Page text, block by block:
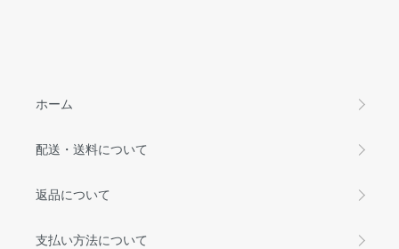
ホーム
配送・送料について
返品について
支払い方法について